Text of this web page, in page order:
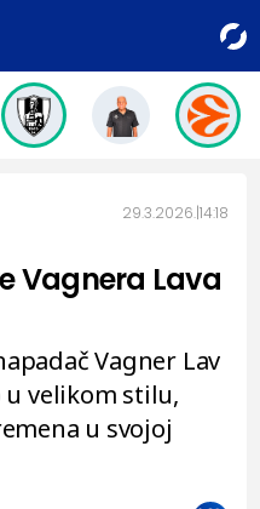
29.3.2026. 14:18
Vagnera Lava
Vagner Lav
velikom stilu,
u svojoj